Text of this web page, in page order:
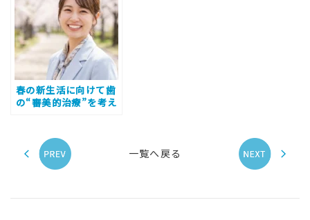
春の新生活に向けて歯
の“審美的治療”を考え
一覧へ戻る